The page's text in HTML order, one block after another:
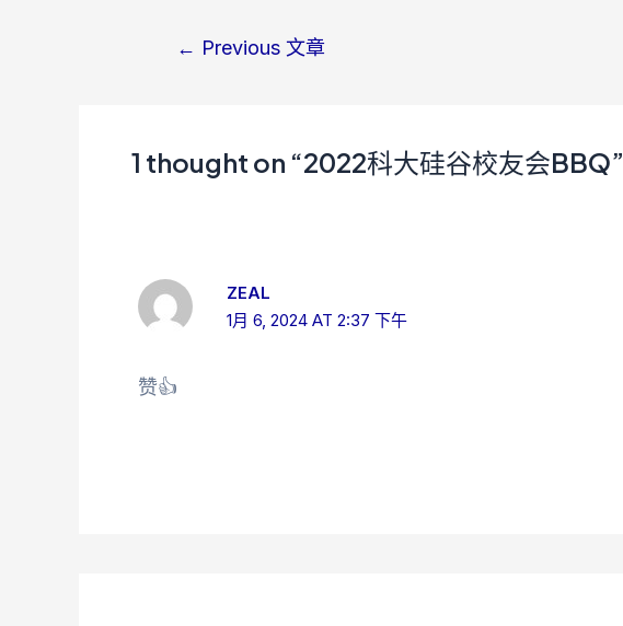
Post← Previous 文章
1 thought on “2022科大硅谷校友会BBQ”
ZEAL
1月 6, 2024 AT 2:37 下午
赞👍